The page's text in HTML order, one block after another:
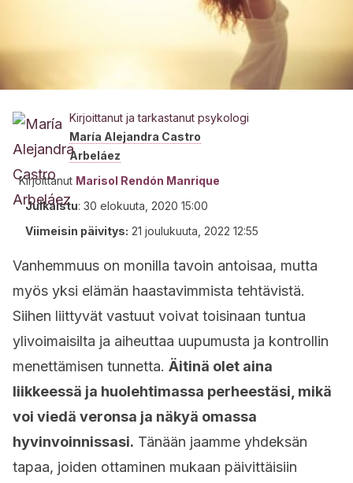
Kirjoittanut ja tarkastanut psykologi
María Alejandra Castro
Arbeláez
Kirjoittanut Marisol Rendón Manrique
Julkaistu: 30 elokuuta, 2020 15:00
Viimeisin päivitys: 21 joulukuuta, 2022 12:55
Vanhemmuus on monilla tavoin antoisaa, mutta
myös yksi elämän haastavimmista tehtävistä.
Siihen liittyvät vastuut voivat toisinaan tuntua
ylivoimaisilta ja aiheuttaa uupumusta ja kontrollin
menettämisen tunnetta. Äitinä olet aina
liikkeessä ja huolehtimassa perheestäsi, mikä
voi viedä veronsa ja näkyä omassa
hyvinvoinnissasi. Tänään jaamme yhdeksän
tapaa, joiden ottaminen mukaan päivittäisiin